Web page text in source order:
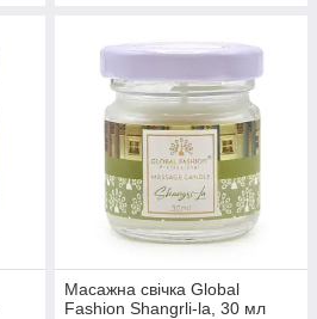
Масажна свічка Global
Fashion Shangrli-la, 30 мл